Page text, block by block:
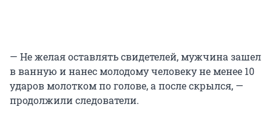
— Не желая оставлять свидетелей, мужчина зашел
в ванную и нанес молодому человеку не менее 10
ударов молотком по голове, а после скрылся, —
продолжили следователи.